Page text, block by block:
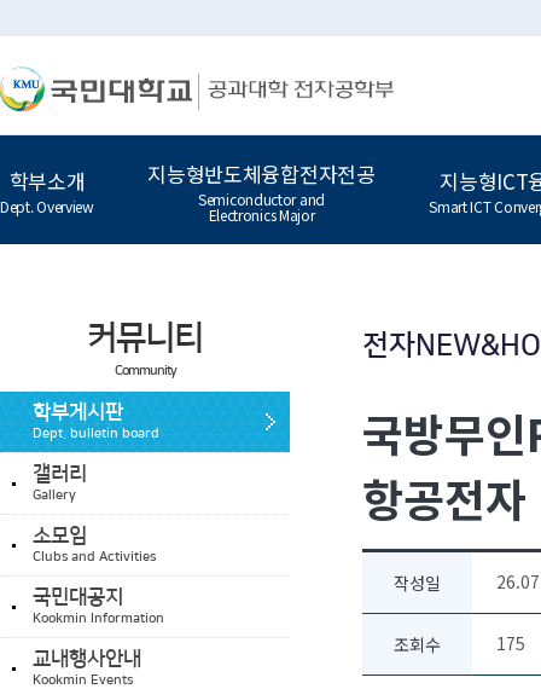
학부소개
Dept. Overview
지능형반도체융합전자전공
Semiconductor and
Electronics Major
지능형ICT
Smart ICT
커뮤니티
Community
학부게시판
Dept. bulletin board
갤러리
Gallery
소모임
Clubs and Activities
국민대공지
Kookmin Information
교내행사안내
Kookmin Events
전자
국방무
항공전
작성일
조회수 175